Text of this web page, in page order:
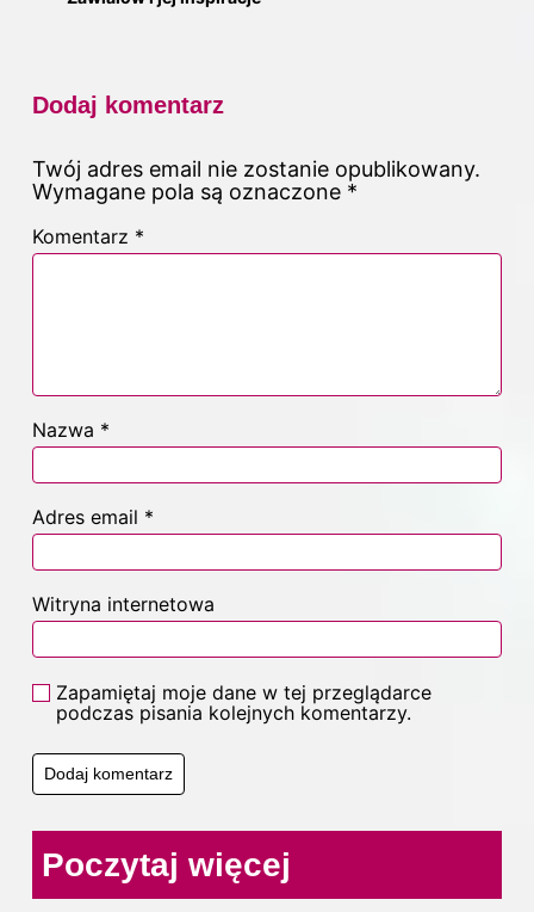
Dodaj komentarz
Twój adres email nie zostanie opublikowany.
Wymagane pola są oznaczone *
Komentarz *
Nazwa *
Adres email *
Witryna internetowa
Zapamiętaj moje dane w tej przeglądarce
podczas pisania kolejnych komentarzy.
Poczytaj więcej